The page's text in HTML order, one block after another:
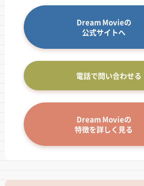
Dream Movieの
公式サイトへ
電話で問い合わせる
Dream Movieの
特徴を詳しく見る